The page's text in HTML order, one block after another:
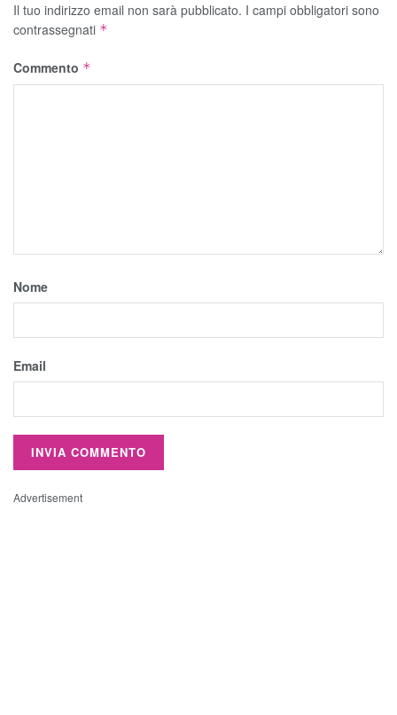
Il tuo indirizzo email non sarà pubblicato. I campi obbligatori sono
contrassegnati *
Commento *
Nome
Email
Advertisement